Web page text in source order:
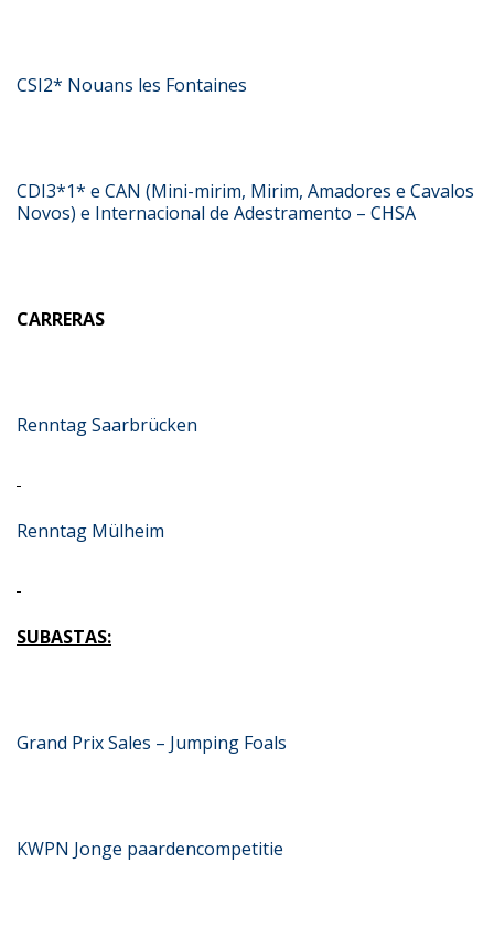
CSI2* Nouans les Fontaines
CDI3*1* e CAN (Mini-mirim, Mirim, Amadores e Cavalos
Novos) e Internacional de Adestramento – CHSA
CARRERAS
Renntag Saarbrücken
Renntag Mülheim
SUBASTAS:
Grand Prix Sales – Jumping Foals
KWPN Jonge paardencompetitie